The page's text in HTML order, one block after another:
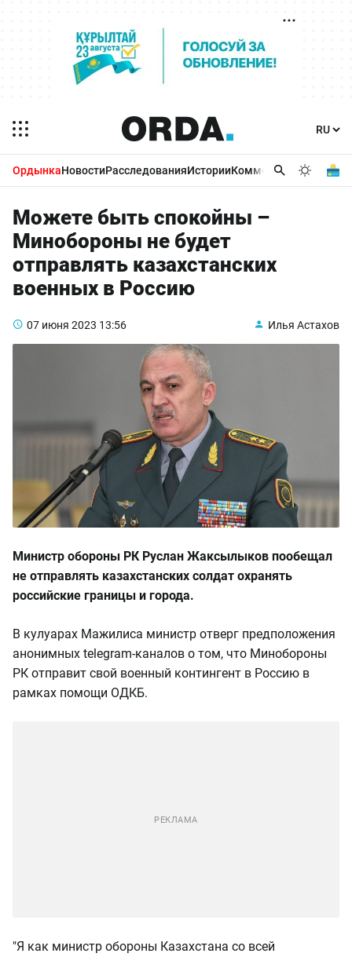
ОрдынкаНовостиРасследованияИсторииКомментарииБизнес
Можете быть спокойны –
Минобороны не будет
отправлять казахстанских
военных в Россию
07 июня 2023 13:56 Илья Астахов
Министр обороны РК Руслан Жаксылыков пообещал
не отправлять казахстанских солдат охранять
российские границы и города.
В кулуарах Мажилиса министр отверг предположения
анонимных telegram-каналов о том, что Минобороны
РК отправит свой военный контингент в Россию в
рамках помощи ОДКБ.
"Я как министр обороны Казахстана со всей